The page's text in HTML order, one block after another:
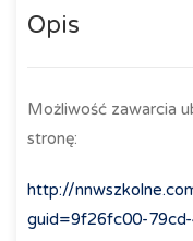
Opis
Możliwość zawarcia
stronę:
http://
guid=9f26fc00-